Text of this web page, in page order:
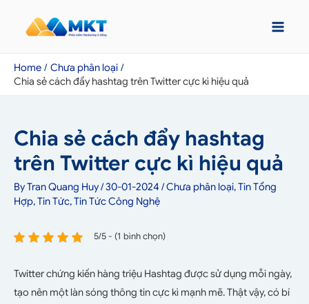
Home
Chưa phân loại
Chia sẻ cách đẩy hashtag trên Twitter cực kì hiệu quả
Chia sẻ cách đẩy hashtag
trên Twitter cực kì hiệu quả
ByTran Quang Huy/30-01-2024 /Chưa phân loại,Tin Tổng
Hợp,Tin Tức,Tin Tức Công Nghệ
5/5 - (1 bình chọn)
Twitter chứng kiến hàng triệu Hashtag được sử dụng mỗi ngày,
tạo nên một làn sóng thông tin cực kì mạnh mẽ. Thật vậy, có bí